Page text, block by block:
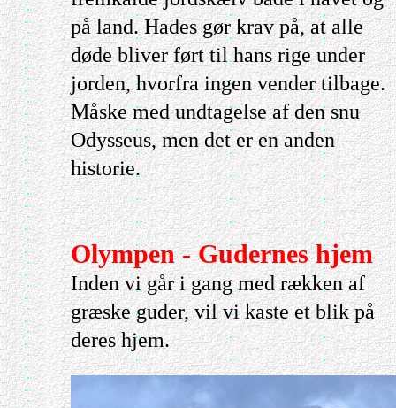
på land. Hades gør krav på, at alle
døde bliver ført til hans rige under
jorden, hvorfra ingen vender tilbage.
Måske med undtagelse af den snu
Odysseus, men det er en anden
historie.
Olympen - Gudernes hjem
Inden vi går i gang med rækken af
græske guder, vil vi kaste et blik på
deres hjem.